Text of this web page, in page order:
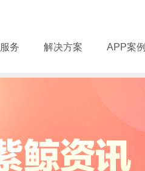
务 解决方案 APP案例